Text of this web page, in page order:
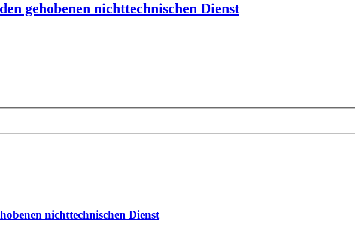
gehobenen nichttechnischen Dienst
nichttechnischen Dienst